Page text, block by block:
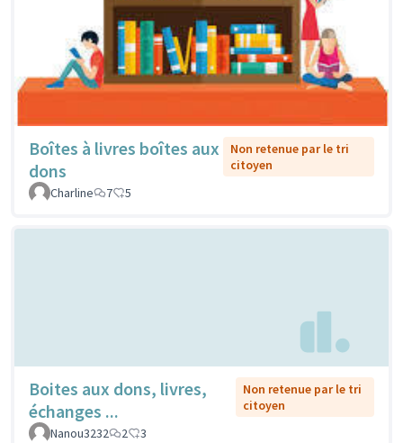
Boîtes à livres boîtes aux
dons
Non retenue par le tri
citoyen
Charline
7 5
Boites aux dons, livres,
échanges ...
Non retenue par le tri
citoyen
Nanou3232
2 3